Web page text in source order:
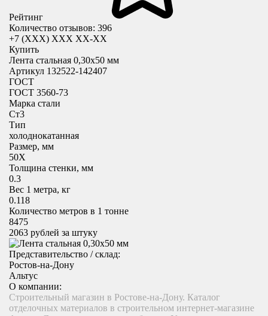
Рейтинг
Количество отзывов: 396
+7 (XXX) ХХХ ХХ-ХХ
Купить
Лента стальная 0,30х50 мм
Артикул 132522-142407
ГОСТ
ГОСТ 3560-73
Марка стали
Ст3
Тип
холоднокатанная
Размер, мм
50X
Толщина стенки, мм
0.3
Вес 1 метра, кг
0.118
Количество метров в 1 тонне
8475
2063 рублей за штуку
Представительство / склад:
Ростов-на-Дону
Альтус
О компании:
Строительный магазин в Ростове-на-Дону. Каталог
отделочных материалов в строительном интернет-магазине